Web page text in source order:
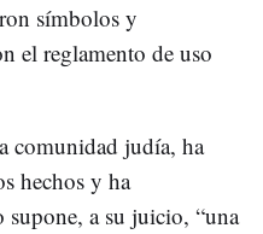
símbolos y
el reglamento de uso
comunidad judía, ha
hechos y ha
a su juicio, “una